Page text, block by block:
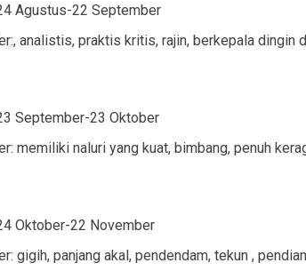
Agustus-22 September
analistis, praktis kritis, rajin, berkepala dingin
September-23 Oktober
memiliki naluri yang kuat, bimbang, penuh
Oktober-22 November
gigih, panjang akal, pendendam, tekun ,